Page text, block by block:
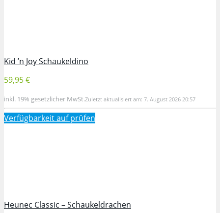
Kid ’n Joy Schaukeldino
59,95 €
inkl. 19% gesetzlicher MwSt.Zuletzt aktualisiert am: 7. August 2026 20:57
Verfügbarkeit aufprüfen
Heunec Classic – Schaukeldrachen